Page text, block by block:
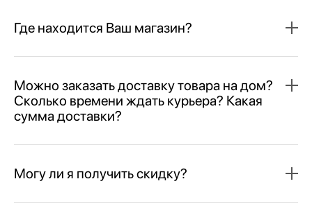
Где находится Ваш магазин?
Можно заказать доставку товара на дом?
Сколько времени ждать курьера? Какая
сумма доставки?
Могу ли я получить скидку?